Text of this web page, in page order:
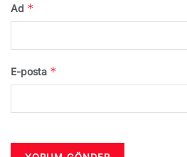
Ad *
E-posta *